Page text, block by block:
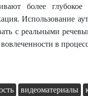
более глубокое
Использование
с реальными
в
видеоматериалы